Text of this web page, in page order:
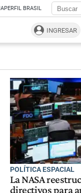
PERFIL BRASIL
INGRESAR
POLÍTICA ESPACIAL
La NASA
directivos para